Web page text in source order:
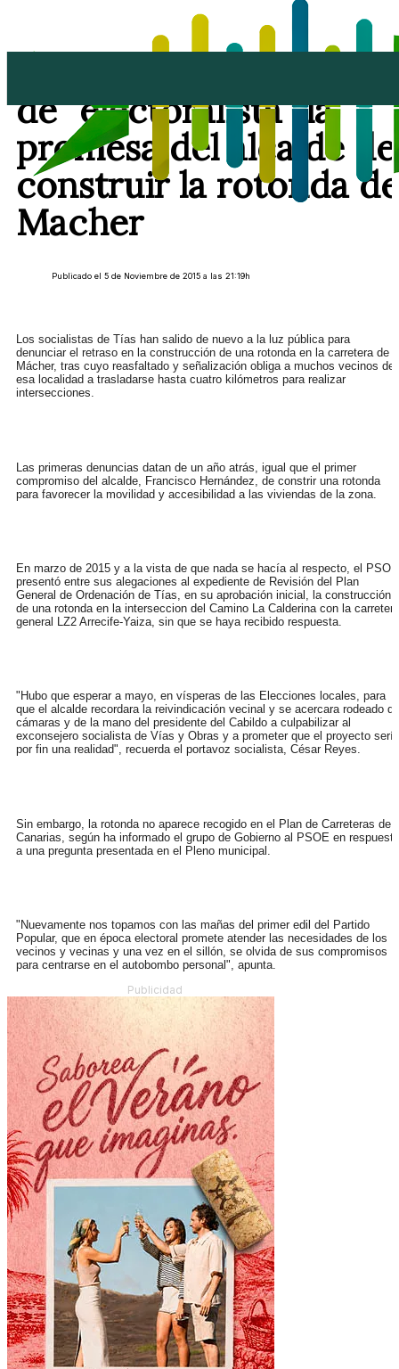
de "electoralista" la
promesa del alcalde de
construir la rotonda de
Macher
Publicado el 5 de Noviembre de 2015 a las 21:19h
Los socialistas de Tías han salido de nuevo a la luz pública para
denunciar el retraso en la construcción de una rotonda en la carretera de
Mácher, tras cuyo reasfaltado y señalización obliga a muchos vecinos de
esa localidad a trasladarse hasta cuatro kilómetros para realizar
intersecciones.
Las primeras denuncias datan de un año atrás, igual que el primer
compromiso del alcalde, Francisco Hernández, de constrir una rotonda
para favorecer la movilidad y accesibilidad a las viviendas de la zona.
En marzo de 2015 y a la vista de que nada se hacía al respecto, el PSOE
presentó entre sus alegaciones al expediente de Revisión del Plan
General de Ordenación de Tías, en su aprobación inicial, la construcción
de una rotonda en la interseccion del Camino La Calderina con la carretera
general LZ2 Arrecife-Yaiza, sin que se haya recibido respuesta.
"Hubo que esperar a mayo, en vísperas de las Elecciones locales, para
que el alcalde recordara la reivindicación vecinal y se acercara rodeado de
cámaras y de la mano del presidente del Cabildo a culpabilizar al
exconsejero socialista de Vías y Obras y a prometer que el proyecto sería
por fin una realidad", recuerda el portavoz socialista, César Reyes.
Sin embargo, la rotonda no aparece recogido en el Plan de Carreteras de
Canarias, según ha informado el grupo de Gobierno al PSOE en respuesta
a una pregunta presentada en el Pleno municipal.
"Nuevamente nos topamos con las mañas del primer edil del Partido
Popular, que en época electoral promete atender las necesidades de los
vecinos y vecinas y una vez en el sillón, se olvida de sus compromisos
para centrarse en el autobombo personal", apunta.
Publicidad